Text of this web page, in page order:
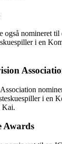
også nomineret
i en
i en
Kai.
Awards